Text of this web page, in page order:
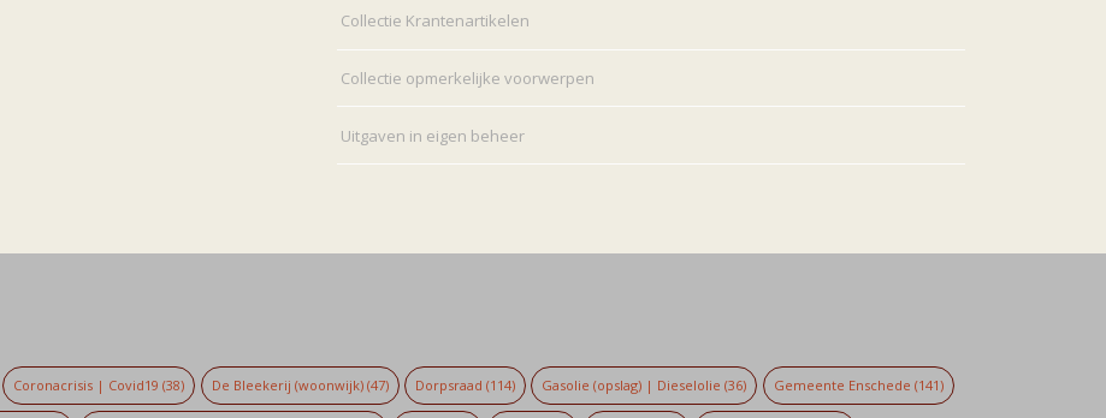
Collectie Krantenartikelen
Collectie opmerkelijke voorwerpen
Uitgaven in eigen beheer
Coronacrisis | Covid19 (38) De Bleekerij (woonwijk)(47) Dorpsraad (114) Gasolie (opslag) | Dieselolie (36) Gemeente Enschede (141)